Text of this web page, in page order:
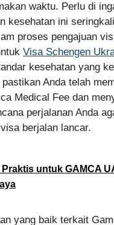
waktu. Perlu di
kesehatan ini
proses pengajuan
Visa Schengen
kesehatan yang
Anda telah
Medical Fee dan
perjalanan Anda
berjalan lancar.
untuk GAMCA
yang baik terkait